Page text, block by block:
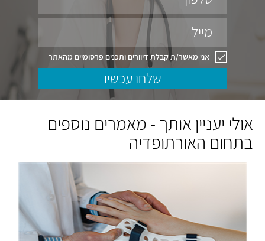
מייל
אני מאשר/ת קבלת דיוורים ותכנים פרסומיים מהאתר
שלחו עכשיו
אולי יעניין אותך - מאמרים נוספים
בתחום האורתופדיה